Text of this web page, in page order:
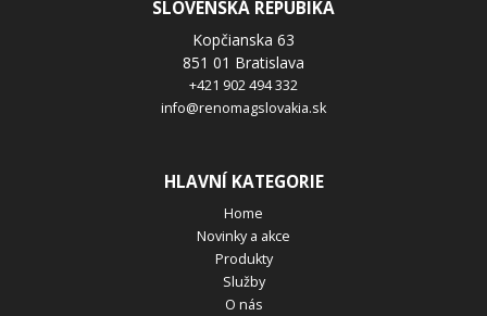
Odesláním souhlasíte se zpracováním osobních údajů.
SLOVENSKÁ REPUBIKA
Kopčianska 63
851 01 Bratislava
+421 902 494 332
info@renomagslovakia.sk
HLAVNÍ KATEGORIE
Home
Novinky a akce
Produkty
Služby
O nás